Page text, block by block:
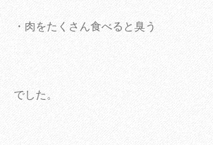
・肉をたくさん食べると臭う
でした。